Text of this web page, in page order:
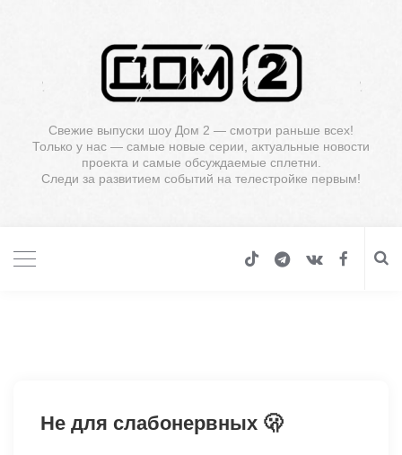
Свежие выпуски шоу Дом 2 — смотри раньше всех!
Только у нас — самые новые серии, актуальные новости
проекта и самые обсуждаемые сплетни.
Следи за развитием событий на телестройке первым!
Не для слабонервных 🫢